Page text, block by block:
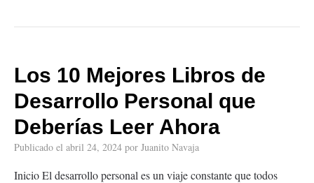
Los 10 Mejores Libros de
Desarrollo Personal que
Deberías Leer Ahora
Publicado el abril 24, 2024 por Juanito Navaja
Inicio El desarrollo personal es un viaje constante que todos